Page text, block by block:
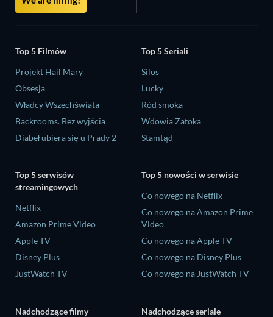
Top 5 Filmów
Projekt Hail Mary
Obsesja
Władcy Wszechświata
Backrooms. Bez wyjścia
Diabeł ubiera się u Prady 2
Top 5 Seriali
Silos
Lucky
Ród smoka
Wdowia Zatoka
Stamtąd
Top 5 serwisów
streamingowych
Netflix
Amazon Prime Video
Apple TV
Disney Plus
JustWatch TV
Top 5 nowości w serwisie
Co nowego na Netflix
Co nowego na Amazon Prime
Video
Co nowego na Apple TV
Co nowego na Disney Plus
Co nowego na JustWatch TV
Nadchodzące filmy
Nadchodzące seriale